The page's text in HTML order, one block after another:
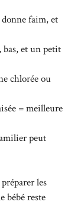
donne faim, et
bas, et un petit
chlorée ou
= meilleure
peut
les
bébé reste